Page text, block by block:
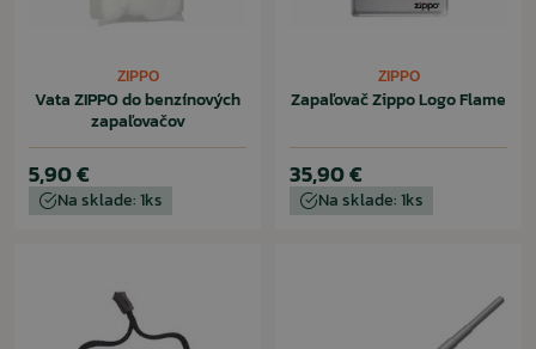
ZIPPO
Vata ZIPPO do benzínových
zapaľovačov
5,90 €
Na sklade: 1ks
ZIPPO
Zapaľovač Zippo Logo Flame
35,90 €
Na sklade: 1ks